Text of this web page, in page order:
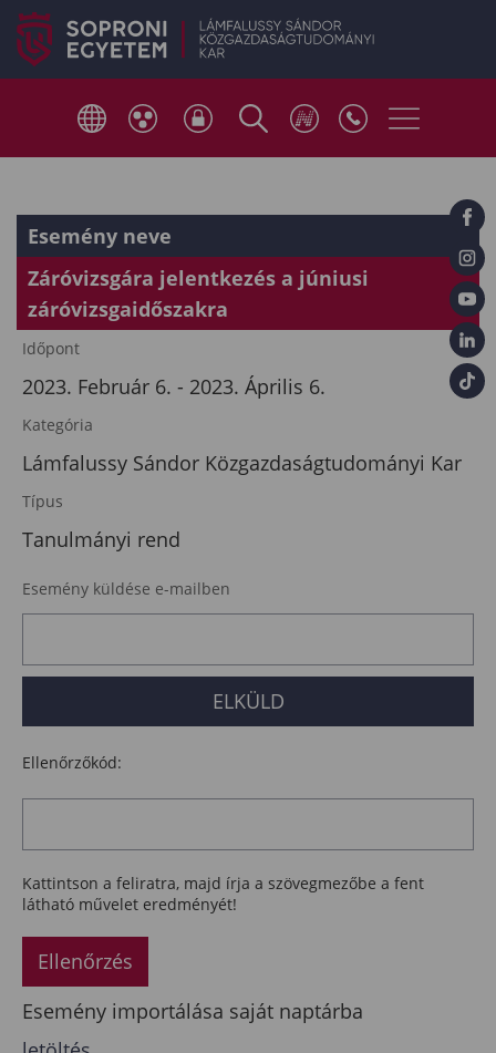
Esemény neve
Záróvizsgára jelentkezés a júniusi
záróvizsgaidőszakra
Időpont
2023. Február 6. - 2023. Április 6.
Kategória
Lámfalussy Sándor Közgazdaságtudományi Kar
Típus
Tanulmányi rend
Esemény küldése e-mailben
Ellenőrzőkód:
Kattintson a feliratra, majd írja a szövegmezőbe a fent
látható művelet eredményét!
Ellenőrzés
Esemény importálása saját naptárba